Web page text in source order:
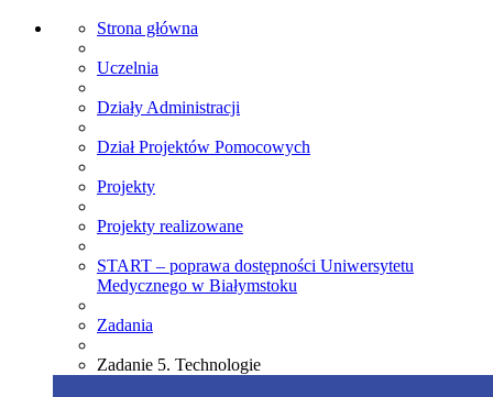
Strona główna
Uczelnia
Działy Administracji
Dział Projektów Pomocowych
Projekty
Projekty realizowane
START – poprawa dostępności Uniwersytetu
Medycznego w Białymstoku
Zadania
Zadanie 5. Technologie